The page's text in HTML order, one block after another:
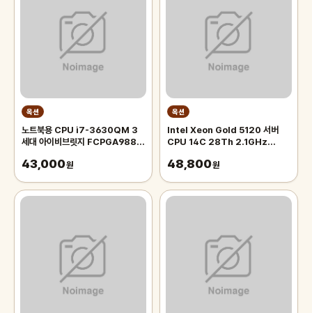
옥션
노트북용 CPU i7-3630QM 3
세대 아이비브릿지 FCPGA988
43,000원
옥션
Intel Xeon Gold 5120 서버
CPU 14C 28Th 2.1GHz
카이레이크 Skylake
48,800원